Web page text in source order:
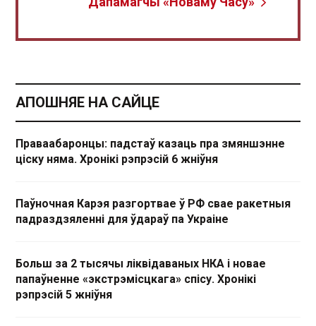
АПОШНЯЕ НА САЙЦЕ
Праваабаронцы: падстаў казаць пра змяншэнне
ціску няма. Хронікі рэпрэсій 6 жніўня
Паўночная Карэя разгортвае ў РФ свае ракетныя
падраздзяленні для ўдараў па Украіне
Больш за 2 тысячы ліквідаваных НКА і новае
папаўненне «экстрэмісцкага» спісу. Хронікі
рэпрэсій 5 жніўня